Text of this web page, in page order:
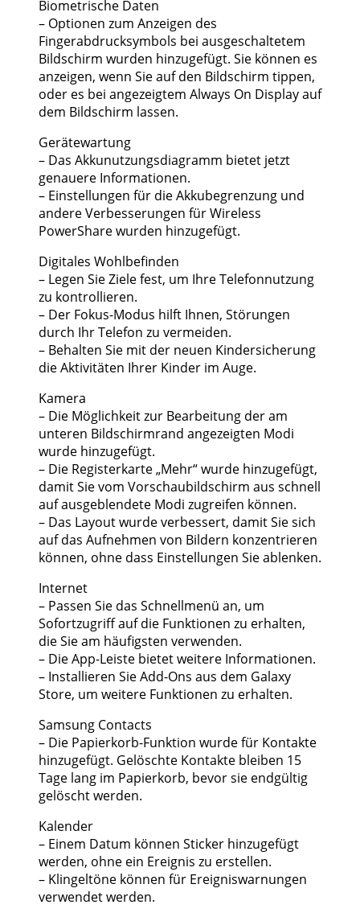
Biometrische Daten
– Optionen zum Anzeigen des
Fingerabdrucksymbols bei ausgeschaltetem
Bildschirm wurden hinzugefügt. Sie können es
anzeigen, wenn Sie auf den Bildschirm tippen,
oder es bei angezeigtem Always On Display auf
dem Bildschirm lassen.
Gerätewartung
– Das Akkunutzungsdiagramm bietet jetzt
genauere Informationen.
– Einstellungen für die Akkubegrenzung und
andere Verbesserungen für Wireless
PowerShare wurden hinzugefügt.
Digitales Wohlbefinden
– Legen Sie Ziele fest, um Ihre Telefonnutzung
zu kontrollieren.
– Der Fokus-Modus hilft Ihnen, Störungen
durch Ihr Telefon zu vermeiden.
– Behalten Sie mit der neuen Kindersicherung
die Aktivitäten Ihrer Kinder im Auge.
Kamera
– Die Möglichkeit zur Bearbeitung der am
unteren Bildschirmrand angezeigten Modi
wurde hinzugefügt.
– Die Registerkarte „Mehr“ wurde hinzugefügt,
damit Sie vom Vorschaubildschirm aus schnell
auf ausgeblendete Modi zugreifen können.
– Das Layout wurde verbessert, damit Sie sich
auf das Aufnehmen von Bildern konzentrieren
können, ohne dass Einstellungen Sie ablenken.
Internet
– Passen Sie das Schnellmenü an, um
Sofortzugriff auf die Funktionen zu erhalten,
die Sie am häufigsten verwenden.
– Die App-Leiste bietet weitere Informationen.
– Installieren Sie Add-Ons aus dem Galaxy
Store, um weitere Funktionen zu erhalten.
Samsung Contacts
– Die Papierkorb-Funktion wurde für Kontakte
hinzugefügt. Gelöschte Kontakte bleiben 15
Tage lang im Papierkorb, bevor sie endgültig
gelöscht werden.
Kalender
– Einem Datum können Sticker hinzugefügt
werden, ohne ein Ereignis zu erstellen.
– Klingeltöne können für Ereigniswarnungen
verwendet werden.